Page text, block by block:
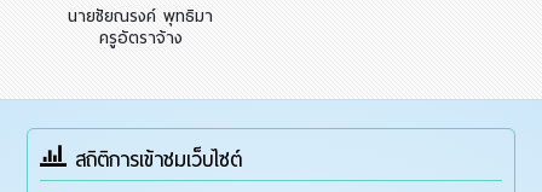
นายชัยณรงค์ พุทธิมา
ครูอัตราจ้าง
สถิติการเข้าชมเว็บไซต์